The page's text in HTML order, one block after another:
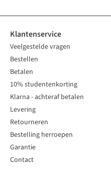
Klantenservice
Veelgestelde vragen
Bestellen
Betalen
10% studentenkorting
Klarna - achteraf betalen
Levering
Retourneren
Bestelling herroepen
Garantie
Contact